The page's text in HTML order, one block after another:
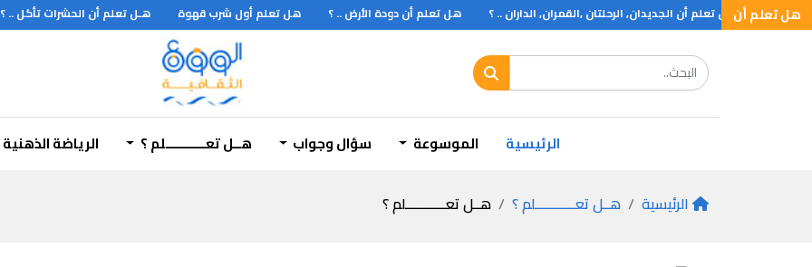
هل تعلم أن
.. ؟ هل تعلم أن الجديدان, الرحلتان ,القمران, الداران .. ؟ هل تعلم أن دودة الأرض .. ؟ هل تعلم أول شرب قهوة هـل تعلم أن الحشرات تأكل .. ؟
الرئيسية الموسوعة سؤال وجواب هــل تعـــــــــــلم ؟ الرياضة الذهنية
الرئيسية هــل تعـــــــــــلم ؟ هــل تعـــــــــــلم ؟